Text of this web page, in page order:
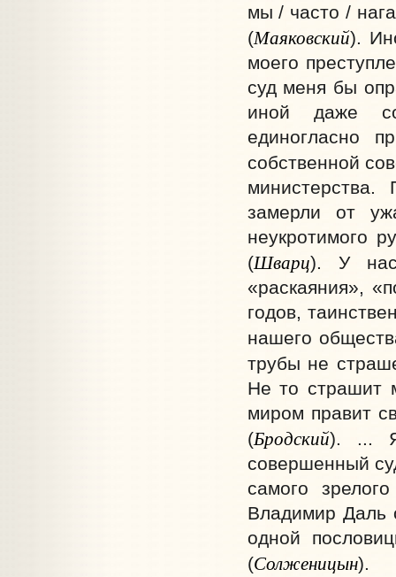
мы / часто /
(Маяковский).
моего
суд меня бы
иной даже
единогласно
собственной
замерли от
неукротимого
(Шварц). У нас
«раскаяния»,
годов,
нашего
трубы не
Не то страшит
миром правит
(Бродский). ... Я
совершенный
самого
Владимир Даль
одной
(Солженицын).